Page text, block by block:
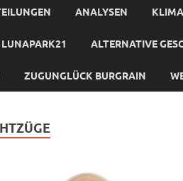
ANALYSEN
ALTERNATIVE
ZUGUNGLÜCK BURGRAIN